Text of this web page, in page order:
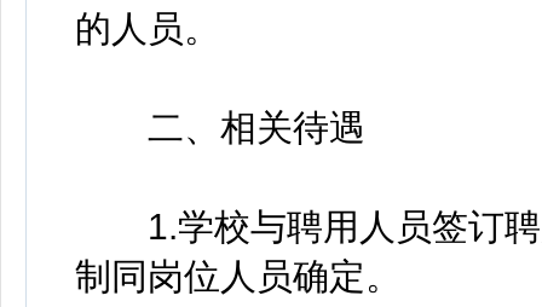
的人员。
二、相关待遇
1.学校与聘用人员签订聘
制同岗位人员确定。